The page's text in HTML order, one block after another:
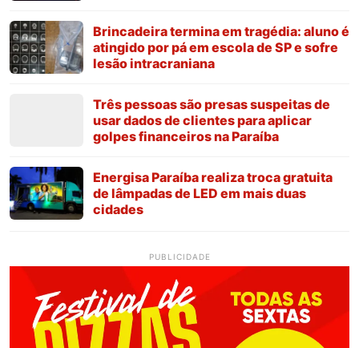
Brincadeira termina em tragédia: aluno é
atingido por pá em escola de SP e sofre
lesão intracraniana
Três pessoas são presas suspeitas de
usar dados de clientes para aplicar
golpes financeiros na Paraíba
Energisa Paraíba realiza troca gratuita
de lâmpadas de LED em mais duas
cidades
PUBLICIDADE